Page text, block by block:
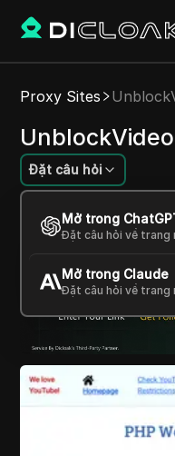
Proxy Sites
Đặt câu hỏi
Mở trong
Đặt câu hỏi về trang
Mở trong Claude
Đặt câu hỏi về trang
Vượt qua các hạn
video mượt mà.